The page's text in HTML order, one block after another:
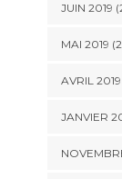
JUIN 2019
MAI 2019
AVRIL 2019
JANVIER